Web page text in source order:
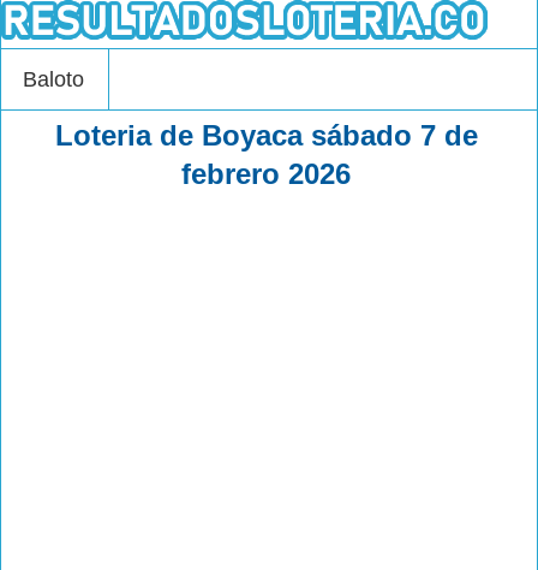
Baloto
Loteria de Boyaca sábado 7 de
febrero 2026